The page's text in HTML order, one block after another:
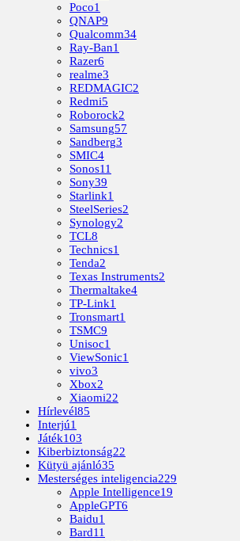
Poco1
QNAP9
Qualcomm34
Ray-Ban1
Razer6
realme3
REDMAGIC2
Redmi5
Roborock2
Samsung57
Sandberg3
SMIC4
Sonos11
Sony39
Starlink1
SteelSeries2
Synology2
TCL8
Technics1
Tenda2
Texas Instruments2
Thermaltake4
TP-Link1
Tronsmart1
TSMC9
Unisoc1
ViewSonic1
vivo3
Xbox2
Xiaomi22
Hírlevél85
Interjú1
Játék103
Kiberbiztonság22
Kütyü ajánló35
Mesterséges inteligencia229
Apple Intelligence19
AppleGPT6
Baidu1
Bard11